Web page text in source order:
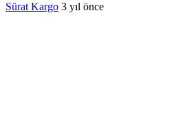
Sürat Kargo 3 yıl önce